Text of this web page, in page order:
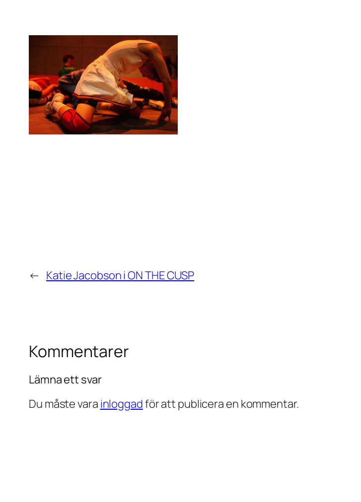
← Katie Jacobson i ON THE CUSP
Kommentarer
Lämna ett svar
Du måste vara inloggadför att publicera en kommentar.